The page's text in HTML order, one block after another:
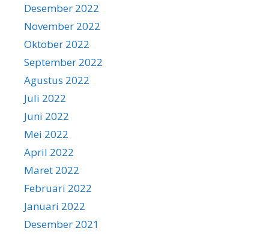
Desember 2022
November 2022
Oktober 2022
September 2022
Agustus 2022
Juli 2022
Juni 2022
Mei 2022
April 2022
Maret 2022
Februari 2022
Januari 2022
Desember 2021